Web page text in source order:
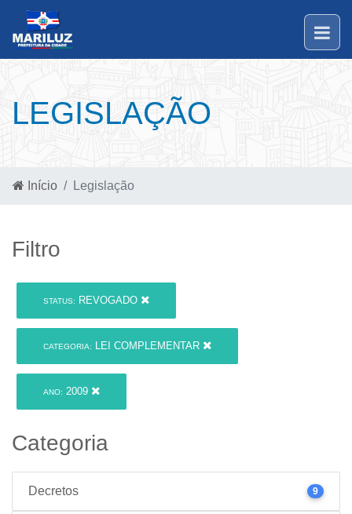
LEGISLAÇÃO
Início Legislação
Filtro
STATUS: REVOGADO
CATEGORIA: LEI COMPLEMENTAR
ANO: 2009
Categoria
Decretos 9